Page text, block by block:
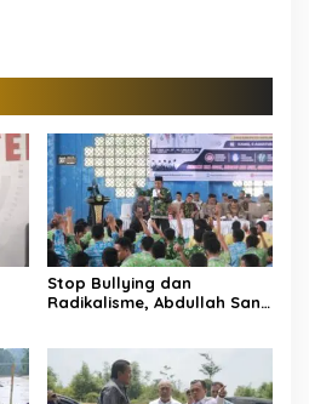
Stop Bullying dan
Radikalisme, Abdullah Sani